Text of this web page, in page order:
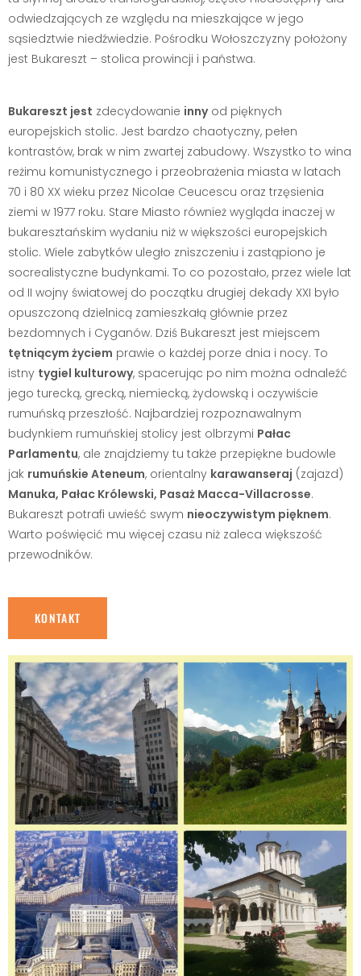
odwiedzających ze względu na mieszkające w jego
sąsiedztwie niedźwiedzie. Pośrodku Wołoszczyzny położony
jest Bukareszt – stolica prowincji i państwa.
Bukareszt jest zdecydowanie innyod pięknych
europejskich stolic. Jest bardzo chaotyczny, pełen
kontrastów, brak w nim zwartej zabudowy. Wszystko to wina
reżimu komunistycznego i przeobrażenia miasta w latach
70 i 80 XX wieku przez Nicolae Ceucescu oraz trzęsienia
ziemi w 1977 roku. Stare Miasto również wygląda inaczej w
bukaresztańskim wydaniu niż w większości europejskich
stolic. Wiele zabytków uległo zniszczeniu i zastąpiono je
socrealistyczne budynkami. To co pozostało, przez wiele lat
od II wojny światowej do początku drugiej dekady XXI było
opuszczoną dzielnicą zamieszkałą głównie przez
bezdomnych i Cyganów. Dziś Bukareszt jest miejscem
tętniącym życiem prawie o każdej porze dnia i nocy. To
istny tygiel kulturowy, spacerując po nim można odnaleźć
jego turecką, grecką, niemiecką, żydowską i oczywiście
rumuńską przeszłość. Najbardziej rozpoznawalnym
budynkiem rumuńskiej stolicy jest olbrzymi Pałac
Parlamentu, ale znajdziemy tu także przepiękne budowle
jak rumuńskie Ateneum, orientalny karawanseraj (zajazd)
Manuka, Pałac Królewski, Pasaż Macca-Villacrosse.
Bukareszt potrafi uwieść swym nieoczywistym pięknem.
Warto poświęcić mu więcej czasu niż zaleca większość
przewodników.
KONTAKT